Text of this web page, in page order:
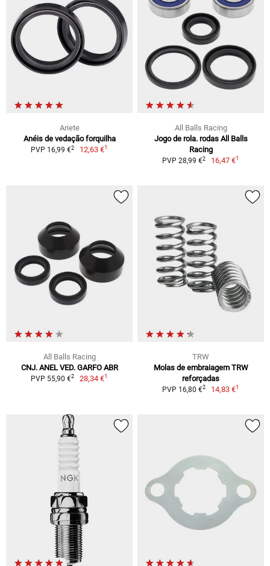
Ariete
Anéis de vedação forquilha
PVP 16,99 €2 12,63 €1
All Balls Racing
Jogo de rola. rodas All Balls
Racing
PVP 28,99 €2 16,47 €1
All Balls Racing
CNJ. ANEL VED. GARFO ABR
PVP 55,90 €2 28,34 €1
TRW
Molas de embraiagem TRW
reforçadas
PVP 16,80 €2 14,83 €1